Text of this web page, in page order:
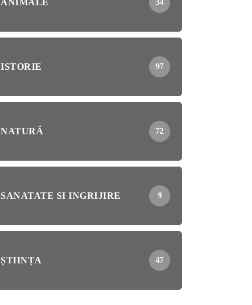
ANIMALE 34
ISTORIE 97
NATURĂ 72
SANATATE SI INGRIJIRE 9
ȘTIINȚA 47